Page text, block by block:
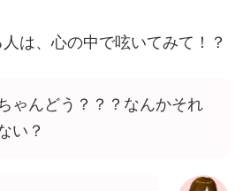
は、心の中で呟いてみて！？
ゃんどう？？？なんかそれ
い？